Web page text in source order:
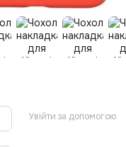
Увійти за допомогою